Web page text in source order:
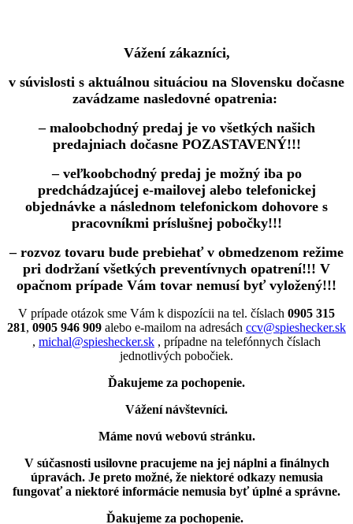
Vážení zákazníci,
v súvislosti s aktuálnou situáciou na Slovensku dočasne
zavádzame nasledovné opatrenia:
– maloobchodný predaj je vo všetkých našich
predajniach dočasne POZASTAVENÝ!!!
– veľkoobchodný predaj je možný iba po
predchádzajúcej e-mailovej alebo telefonickej
objednávke a následnom telefonickom dohovore s
pracovníkmi príslušnej pobočky!!!
– rozvoz tovaru bude prebiehať v obmedzenom režime
pri dodržaní všetkých preventívnych opatrení!!! V
opačnom prípade Vám tovar nemusí byť vyložený!!!
V prípade otázok sme Vám k dispozícii na tel. číslach 0905 315
281, 0905 946 909 alebo e-mailom na adresách ccv@spieshecker.sk
, michal@spieshecker.sk , prípadne na telefónnych číslach
jednotlivých pobočiek.
Ďakujeme za pochopenie.
Vážení návštevníci.
Máme novú webovú stránku.
V súčasnosti usilovne pracujeme na jej náplni a finálnych
úpravách. Je preto možné, že niektoré odkazy nemusia
fungovaťa niektoré informácie nemusia byť úplné a správne.
Ďakujeme za pochopenie.